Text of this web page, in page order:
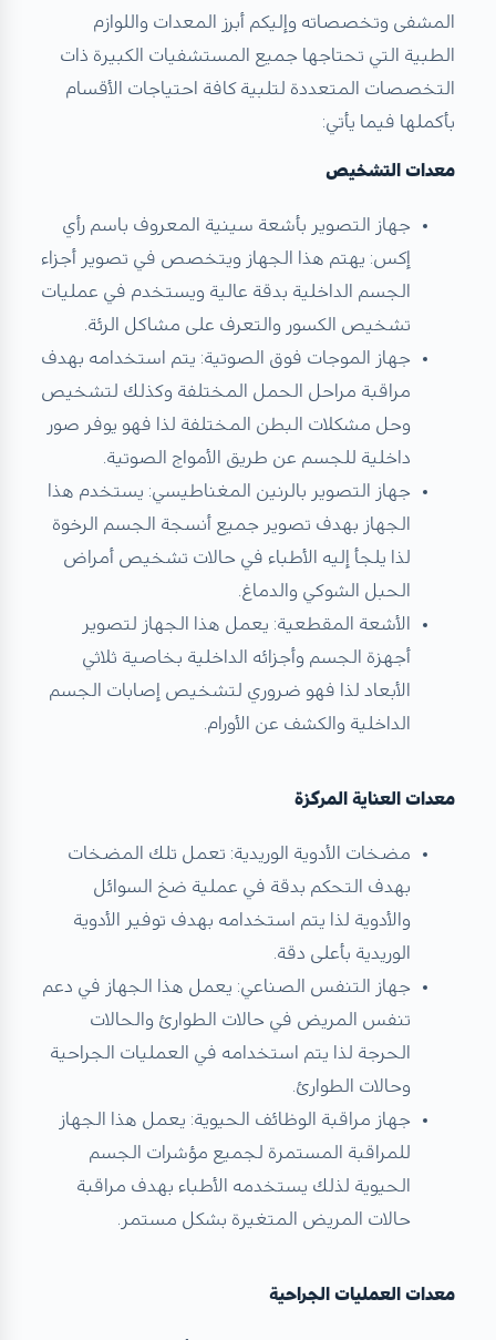
المشفى وتخصصاته وإليكم أبرز المعدات واللوازم
الطبية التي تحتاجها جميع المستشفيات الكبيرة ذات
التخصصات المتعددة لتلبية كافة احتياجات الأقسام
بأكملها فيما يأتي:
معدات التشخيص
جهاز التصوير بأشعة سينية المعروف باسم رأي
إكس: يهتم هذا الجهاز ويتخصص في تصوير أجزاء
الجسم الداخلية بدقة عالية ويستخدم في عمليات
تشخيص الكسور والتعرف على مشاكل الرئة.
جهاز الموجات فوق الصوتية: يتم استخدامه بهدف
مراقبة مراحل الحمل المختلفة وكذلك لتشخيص
وحل مشكلات البطن المختلفة لذا فهو يوفر صور
داخلية للجسم عن طريق الأمواج الصوتية.
جهاز التصوير بالرنين المغناطيسي: يستخدم هذا
الجهاز بهدف تصوير جميع أنسجة الجسم الرخوة
لذا يلجأ إليه الأطباء في حالات تشخيص أمراض
الحبل الشوكي والدماغ.
الأشعة المقطعية: يعمل هذا الجهاز لتصوير
أجهزة الجسم وأجزائه الداخلية بخاصية ثلاثي
الأبعاد لذا فهو ضروري لتشخيص إصابات الجسم
الداخلية والكشف عن الأورام.
معدات العناية المركزة
مضخات الأدوية الوريدية: تعمل تلك المضخات
بهدف التحكم بدقة في عملية ضخ السوائل
والأدوية لذا يتم استخدامه بهدف توفير الأدوية
الوريدية بأعلى دقة.
جهاز التنفس الصناعي: يعمل هذا الجهاز في دعم
تنفس المريض في حالات الطوارئ والحالات
الحرجة لذا يتم استخدامه في العمليات الجراحية
وحالات الطوارئ.
جهاز مراقبة الوظائف الحيوية: يعمل هذا الجهاز
للمراقبة المستمرة لجميع مؤشرات الجسم
الحيوية لذلك يستخدمه الأطباء بهدف مراقبة
حالات المريض المتغيرة بشكل مستمر.
معدات العمليات الجراحية